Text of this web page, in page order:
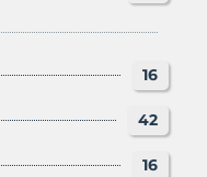
16
42
16